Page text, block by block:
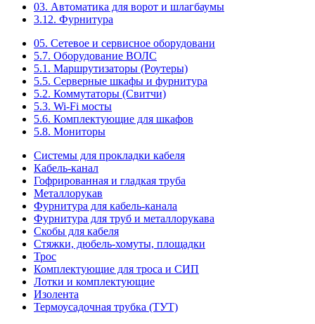
03. Автоматика для ворот и шлагбаумы
3.12. Фурнитура
05. Сетевое и сервисное оборудовани
5.7. Оборудование ВОЛС
5.1. Маршрутизаторы (Роутеры)
5.5. Серверные шкафы и фурнитура
5.2. Коммутаторы (Свитчи)
5.3. Wi-Fi мосты
5.6. Комплектующие для шкафов
5.8. Мониторы
Системы для прокладки кабеля
Кабель-канал
Гофрированная и гладкая труба
Металлорукав
Фурнитура для кабель-канала
Фурнитура для труб и металлорукава
Скобы для кабеля
Стяжки, дюбель-хомуты, площадки
Трос
Комплектующие для троса и СИП
Лотки и комплектующие
Изолента
Термоусадочная трубка (ТУТ)